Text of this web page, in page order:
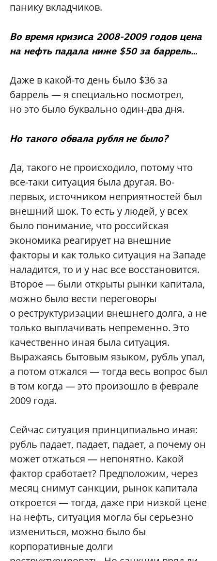
панику вкладчиков.
Во время кризиса 2008-2009 годов цена
на нефть падала ниже $50 за баррель…
Даже в какой-то день было $36 за
баррель — я специально посмотрел,
но это было буквально один-два дня.
Но такого обвала рубля не было?
Да, такого не происходило, потому что
все-таки ситуация была другая. Во-
первых, источником неприятностей был
внешний шок. То есть у людей, у всех
было понимание, что российская
экономика реагирует на внешние
факторы и как только ситуация на Западе
наладится, то и у нас все восстановится.
Второе — были открыты рынки капитала,
можно было вести переговоры
о реструктуризации внешнего долга, а не
только выплачивать непременно. Это
качественно иная была ситуация.
Выражаясь бытовым языком, рубль упал,
а потом отжался — тогда весь вопрос был
в том когда — это произошло в феврале
2009 года.
Сейчас ситуация принципиально иная:
рубль падает, падает, падает, а почему он
может отжаться — непонятно. Какой
фактор сработает? Предположим, через
месяц снимут санкции, рынок капитала
откроется — тогда, даже при низкой цене
на нефть, ситуация могла бы серьезно
измениться, можно было бы
корпоративные долги